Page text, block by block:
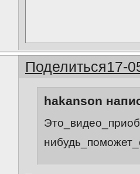
Поделиться17-
hakanson